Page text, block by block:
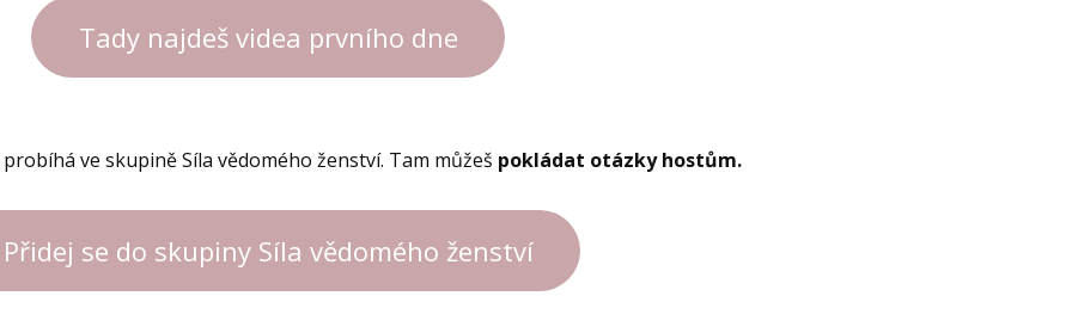
Tady najdeš videa prvního dne
probíhá ve skupině Síla vědomého ženství. Tam můžeš pokládat otázky hostům.
Přidej se do skupiny Síla vědomého ženství